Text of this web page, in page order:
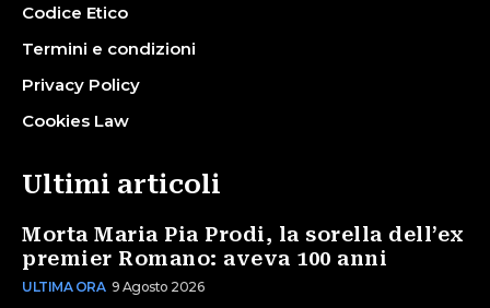
Codice Etico
Termini e condizioni
Privacy Policy
Cookies Law
Ultimi articoli
Morta Maria Pia Prodi, la sorella dell’ex
premier Romano: aveva 100 anni
ULTIMA ORA 9 Agosto 2026